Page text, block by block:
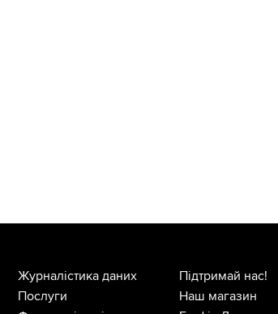
Журналістика даних
Послуги
Підтримай нас!
Наш магазин